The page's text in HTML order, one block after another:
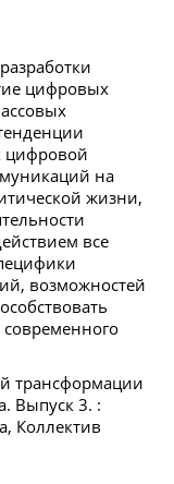
цифровых
цифровой
на
жизни,
все
возможностей
трансформации
Выпуск 3. :
Коллектив